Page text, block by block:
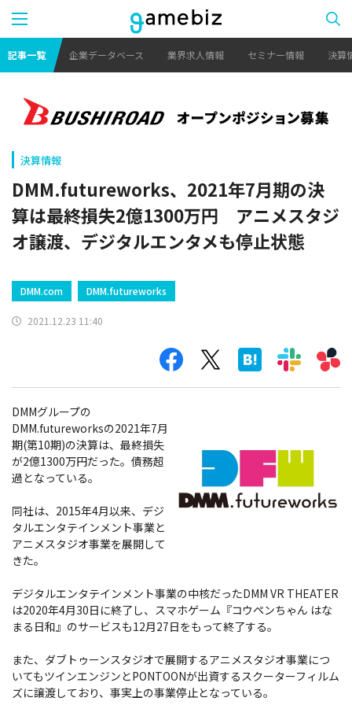
記事一覧 企業データベース 業界求人情報 セミナー情報 決算
決算情報
DMM.futureworks、2021年7月期の決
算は最終損失2億1300万円 アニメスタジ
オ譲渡、デジタルエンタメも停止状態
DMM.com DMM.futureworks
2021.12.23 11:40
DMMグループの
DMM.futureworksの2021年7月
期(第10期)の決算は、最終損失
が2億1300万円だった。債務超
過となっている。
同社は、2015年4月以来、デジ
タルエンタテインメント事業と
アニメスタジオ事業を展開して
きた。
デジタルエンタテインメント事業の中核だったDMM VR THEATER
は2020年4月30日に終了し、スマホゲーム『コウペンちゃん はな
まる日和』のサービスも12月27日をもって終了する。
また、ダブトゥーンスタジオで展開するアニメスタジオ事業につ
いてもツインエンジンとPONTOONが出資するスクーターフィルム
ズに譲渡しており、事実上の事業停止となっている。